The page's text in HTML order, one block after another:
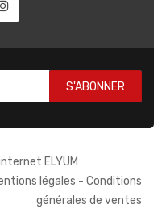
S'ABONNER
ELYUM
légales - Conditions
générales de ventes